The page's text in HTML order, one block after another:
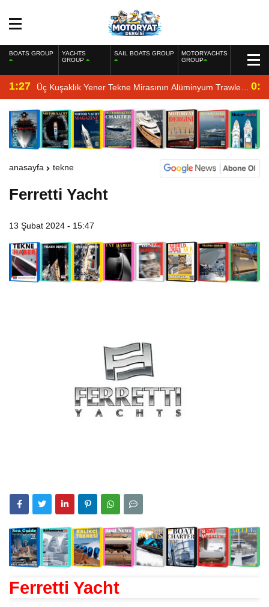
BOATS GROUP
YACHTS
GROUP
SAIL BOATS GROUP
MOTORYACHTS
GROUP
1:27 Üç Kuşaklık Yener Tekne Mirasının Alüminyum Trawler
Yorumu
anasayfa tekne
Ferretti Yacht
13 Şubat 2024 - 15:47
Ferretti Yacht